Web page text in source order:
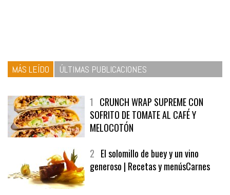
MÁS LEÍDO ÚLTIMAS PUBLICACIONES
1 CRUNCH WRAP SUPREME CON
SOFRITO DE TOMATE AL CAFÉ Y
MELOCOTÓN
2 El solomillo de buey y un vino
generoso | Recetas y menúsCarnes